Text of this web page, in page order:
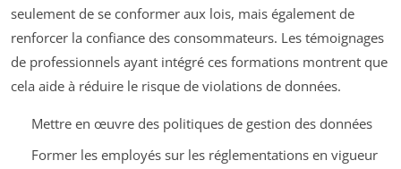
seulement de se conformer aux lois, mais également de
renforcer la confiance des consommateurs. Les témoignages
de professionnels ayant intégré ces formations montrent que
cela aide à réduire le risque de violations de données.
Mettre en œuvre des politiques de gestion des données
Former les employés sur les réglementations en vigueur